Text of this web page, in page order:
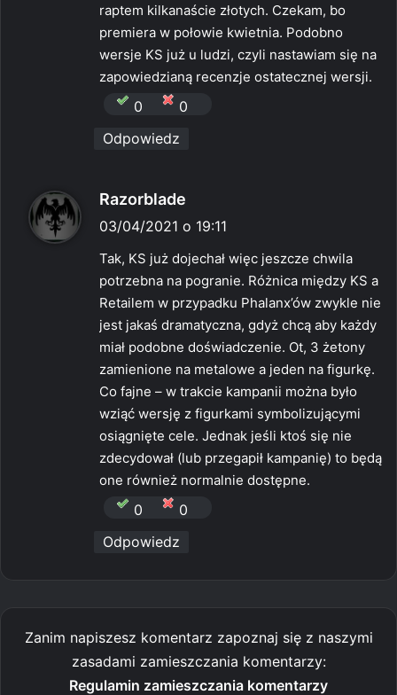
raptem kilkanaście złotych. Czekam, bo
premiera w połowie kwietnia. Podobno
wersje KS już u ludzi, czyli nastawiam się na
zapowiedzianą recenzje ostatecznej wersji.
0
0
Odpowiedz
Razorblade
i
z
e
:
03/04/2021 o 19:11
Tak, KS już dojechał więc jeszcze chwila
potrzebna na pogranie. Różnica między KS a
Retailem w przypadku Phalanx’ów zwykle nie
jest jakaś dramatyczna, gdyż chcą aby każdy
miał podobne doświadczenie. Ot, 3 żetony
zamienione na metalowe a jeden na figurkę.
Co fajne – w trakcie kampanii można było
wziąć wersję z figurkami symbolizującymi
osiągnięte cele. Jednak jeśli ktoś się nie
zdecydował (lub przegapił kampanię) to będą
one również normalnie dostępne.
0
0
Odpowiedz
Zanim napiszesz komentarz zapoznaj się z naszymi
zasadami zamieszczania komentarzy:
Regulamin zamieszczania komentarzy